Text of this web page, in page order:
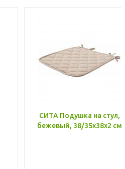
СИТА Подушка на стул,
бежевый, 38/35x38x2 см